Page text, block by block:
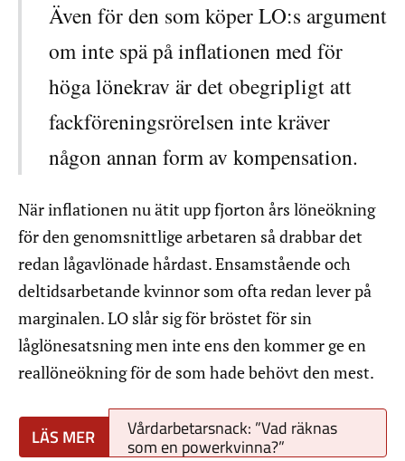
Även för den som köper LO:s argument
om inte spä på inflationen med för
höga lönekrav är det obegripligt att
fackföreningsrörelsen inte kräver
någon annan form av kompensation.
När inflationen nu ätit upp fjorton års löneökning
för den genomsnittlige arbetaren så drabbar det
redan lågavlönade hårdast. Ensamstående och
deltidsarbetande kvinnor som ofta redan lever på
marginalen. LO slår sig för bröstet för sin
låglönesatsning men inte ens den kommer ge en
reallöneökning för de som hade behövt den mest.
Vårdarbetarsnack: ”Vad räknas
som en powerkvinna?”